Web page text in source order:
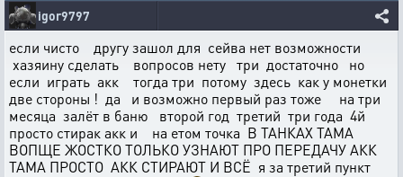
igor9797
если чисто другу зашол для сейва нет возможности
хазяину сделать вопросов нету три достаточно но
если играть акк тогда три потому здесь как у монетки
две стороны ! да и возможно первый раз тоже на три
месяца залёт в баню второй год третий три года 4й
просто стирак акк и на етом точка В ТАНКАХ ТАМА
ВОПЩЕ ЖОСТКО ТОЛЬКО УЗНАЮТ ПРО ПЕРЕДАЧУ АКК
ТАМА ПРОСТО АКК СТИРАЮТ И ВСЁ я за третий пункт